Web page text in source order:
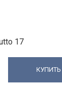
17
КУПИТЬ